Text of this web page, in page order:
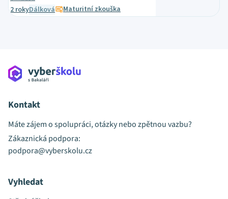
2 rokyDálková Maturitní zkouška
Kontakt
Máte zájem o spolupráci, otázky nebo zpětnou vazbu?
Zákaznická podpora:
podpora@vyberskolu.cz
Vyhledat